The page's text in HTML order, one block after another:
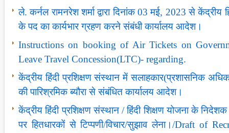
ले. कर्नल रामनरेश शर्मा द्वारा दिनांक 03 मई, 2023 से
के पद का कार्यभार ग्रहण करने संबंधी कार्यालय आदेश।
Instructions on booking of Air Tickets on
Leave Travel Concession(LTC)- regarding.
केंद्रीय हिंदी प्रशिक्षण संस्थान में सलाहकार(प्रशासनिक
की पारिश्रमिक ब्यौरा से संबंधित कार्यालय आदेश।
केंद्रीय हिंदी प्रशिक्षण संस्थान / हिंदी शिक्षण योजना के
पर हितधारकों से टिप्पणी/विचार/सुझाव लेना।/Draft of